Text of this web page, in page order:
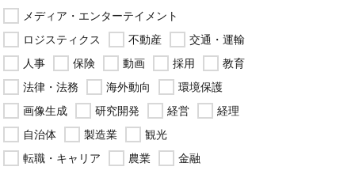
メディア・エンターテイメント
ロジスティクス
不動産
交通・運輸
人事
保険 動画 採用
教育
法律・法務
海外動向
環境保護
画像生成
研究開発 経営
経理
自治体
製造業
観光
転職・キャリア
農業 金融